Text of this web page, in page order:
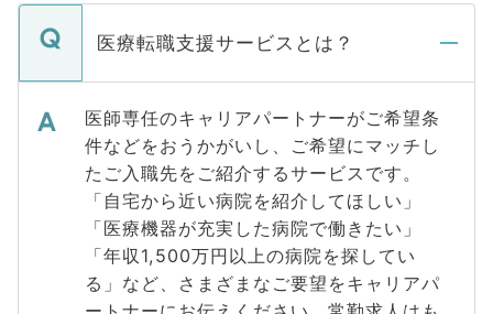
医療転職支援サービスとは？
医師専任のキャリアパートナーがご希望条
件などをおうかがいし、ご希望にマッチし
たご入職先をご紹介するサービスです。
「自宅から近い病院を紹介してほしい」
「医療機器が充実した病院で働きたい」
「年収1,500万円以上の病院を探してい
る」など、さまざまなご要望をキャリアパ